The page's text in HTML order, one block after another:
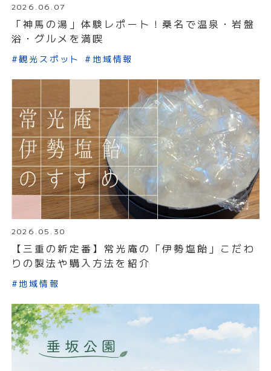
2026.06.07
「神馬の湯」体験レポート！桑名で温泉・岩盤
浴・グルメを満喫
#観光スポット #地域情報
2026.05.30
【三重の新定番】常光庵の「伊勢塩飴」こだわ
りの製法や購入方法を紹介
#地域情報